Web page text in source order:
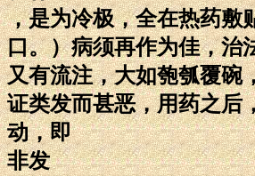
，是为冷极，全在热药敷
口。）病须再作为佳，治
又有流注，大如匏瓠覆碗
证类发而甚恶，用药之后
动，即
非发